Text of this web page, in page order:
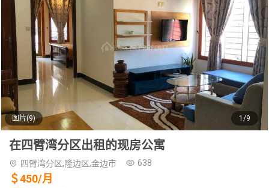
图片(9) 1/9
在四臂湾分区出租的现房公寓
四臂湾分区,隆边区,金边市 638
＄450/月